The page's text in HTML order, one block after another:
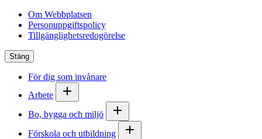
Om Webbplatsen
Personuppgiftspolicy
Tillgänglighetsredogörelse
Stäng
För dig som invånare
Arbete
Bo, bygga och miljö
Förskola och utbildning